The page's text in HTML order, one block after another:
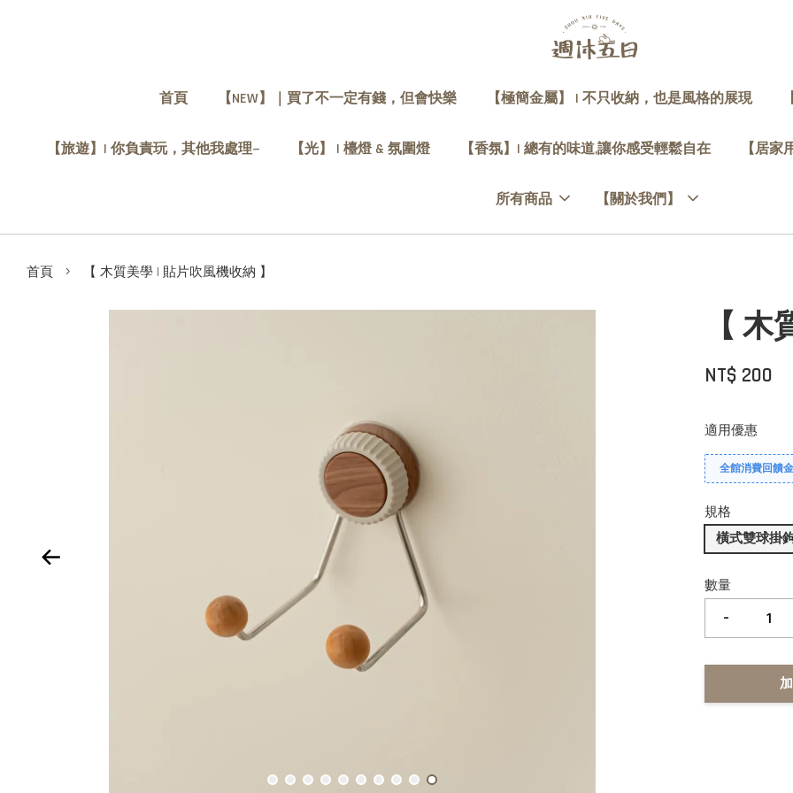
首頁 【NEW】｜買了不一定有錢，但會快樂 【極簡金屬】 | 不只收納，也是風格的展現
【旅遊】| 你負責玩，其他我處理~ 【光】 | 檯燈 & 氛圍燈 【香氛】| 總有的味道,讓你感受輕鬆自在 【居
所有商品 【關於我們】
首頁 › 【 木質美學 | 貼片吹風機收納 】
【
NT$ 200
適用優惠
全館消費回饋
規格
橫式雙球掛
數量
-